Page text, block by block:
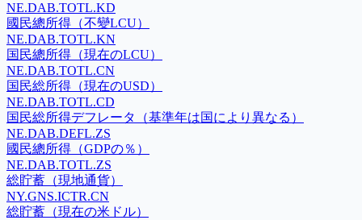
NE.DAB.TOTL.KD
國民總所得（不變LCU）
NE.DAB.TOTL.KN
国民總所得（現在のLCU）
NE.DAB.TOTL.CN
国民総所得（現在のUSD）
NE.DAB.TOTL.CD
国民総所得デフレータ（基準年は国により異なる）
NE.DAB.DEFL.ZS
國民總所得（GDPの％）
NE.DAB.TOTL.ZS
総貯蓄（現地通貨）
NY.GNS.ICTR.CN
総貯蓄（現在の米ドル）